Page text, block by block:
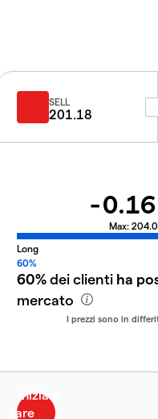
SELL
201.18
-0.16
Max: 204.0
Long
60%
60%dei clienti ha
mercato
I prezzi sono in